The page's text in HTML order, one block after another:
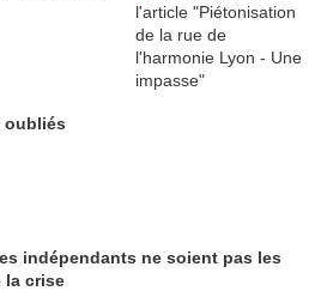
oubliés
indépendants ne soient pas les
la crise